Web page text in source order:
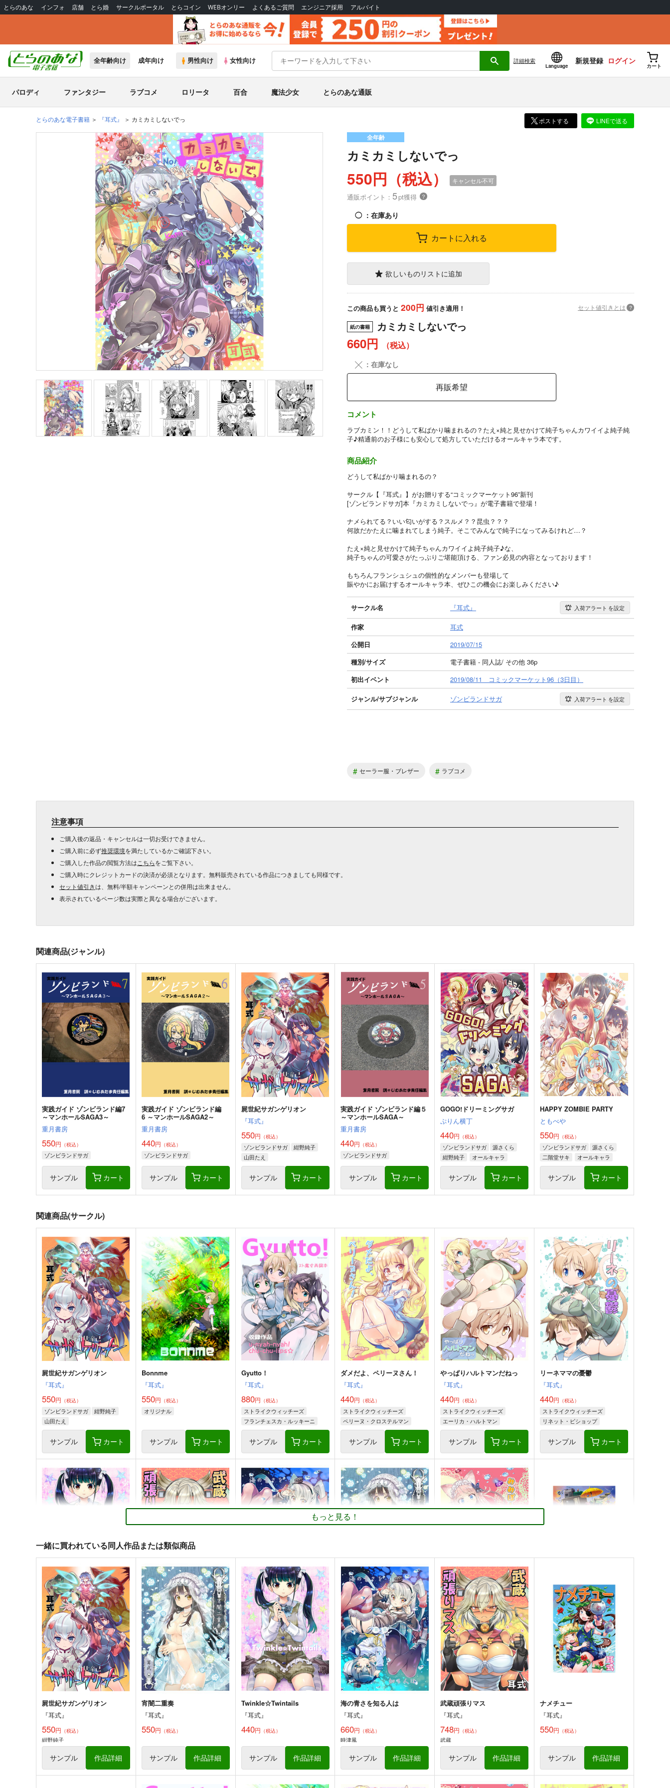
とらのあな インフォ 店舗 とら婚 サークルポータル とらコイン WEBオンリー よくあるご質問 エンジニア採用 アルバイト
全年齢向け 成年向け 男性向け 女性向け 詳細検索
Language
新規登録 ログイン
カート
パロディ ファンタジー ラブコメ ロリータ 百合 魔法少女 とらのあな通販
とらのあな電子書籍 『耳式』 カミカミしないでっ ポストする LINEで送る
全年齢
カミカミしないでっ
550円（税込） キャンセル不可
通販ポイント： 5pt獲得 ？
◯ ：在庫あり
カートに入れる
欲しいものリストに追加
この商品も買うと 200円 値引き適用！ セット値引きとは ?
紙の書籍 カミカミしないでっ
660円 （税込）
╳ ：在庫なし
再販希望
コメント
ラブカミン！！どうして私ばかり噛まれるの？たえ×純と見せかけて純子ちゃんカワイイよ純子純
子♪精通前のお子様にも安心して処方していただけるオールキャラ本です。
商品紹介
どうして私ばかり噛まれるの？
サークル【『耳式』】がお贈りする“コミックマーケット96”新刊
[ゾンビランドサガ]本『カミカミしないでっ』が電子書籍で登場！
ナメられてる？いい匂いがする？スルメ？？昆虫？？？
何故だかたえに噛まれてしまう純子。そこでみんなで純子になってみるけれど…？
たえ×純と見せかけて純子ちゃんカワイイよ純子純子♪な、
純子ちゃんの可愛さがたっぷりご堪能頂ける、ファン必見の内容となっております！
もちろんフランシュシュの個性的なメンバーも登場して
賑やかにお届けするオールキャラ本、ぜひこの機会にお楽しみください♪
サークル名 『耳式』 入荷アラート を設定
作家
耳式
公開日
2019/07/15
種別/サイズ
電子書籍 - 同人誌/ その他 36p
初出イベント
2019/08/11 コミックマーケット96（3日目）
ジャンル/サブジャンル ゾンビランドサガ 入荷アラート を設定
# セーラー服・ブレザー # ラブコメ
注意事項
ご購入後の返品・キャンセルは一切お受けできません。
ご購入前に必ず推奨環境を満たしているかご確認下さい。
ご購入した作品の閲覧方法は こちらをご覧下さい。
ご購入時にクレジットカードの決済が必須となります。無料販売されている作品につきましても同様です。
セット値引きは、無料/半額キャンペーンとの併用は出来ません。
表示されているページ数は実際と異なる場合がございます。
関連商品(ジャンル)
実践ガイド ゾンビランド編7
～マンホールSAGA3～
重月書房
550円 （税込）
ゾンビランドサガ
サンプル カート
実践ガイド ゾンビランド編
6 ～マンホールSAGA2～
重月書房
440円 （税込）
ゾンビランドサガ
サンプル カート
屍世紀サガンゲリオン
『耳式』
550円 （税込）
ゾンビランドサガ
紺野純子
山田たえ
サンプル カート
実践ガイド ゾンビランド編５
～マンホールSAGA～
重月書房
440円 （税込）
ゾンビランドサガ
サンプル カート
GOGO!ドリーミングサガ
ぷりん横丁
440円 （税込）
ゾンビランドサガ
源さくら
紺野純子
オールキャラ
サンプル カート
HAPPY ZOMBIE PARTY
ともべや
550円 （税込）
ゾンビランドサガ
源さくら
二階堂サキ
オールキャラ
サンプル カート
関連商品(サークル)
屍世紀サガンゲリオン
『耳式』
550円 （税込）
ゾンビランドサガ
紺野純子
山田たえ
サンプル カート
Bonnme
『耳式』
550円 （税込）
オリジナル
サンプル カート
Gyutto！
『耳式』
880円 （税込）
ストライクウィッチーズ
フランチェスカ・ルッキーニ
エイラ・イルマタル・ユーティライネン
サーニャ・V・リトヴャク
サンプル カート
ダメだよ、ペリーヌさん！
『耳式』
440円 （税込）
ストライクウィッチーズ
ペリーヌ・クロステルマン
坂本美緒
サンプル カート
やっぱりハルトマンだねっ
『耳式』
440円 （税込）
ストライクウィッチーズ
エーリカ・ハルトマン
ゲルトルート・バルクホルン
サンプル カート
リーネママの憂鬱
『耳式』
440円 （税込）
ストライクウィッチーズ
リネット・ビショップ
宮藤芳佳
サンプル カート
Twinkle☆Twintails
『耳式』
440円（税込）
オリジナル
サンプル カート
武蔵頑張りマス
『耳式』
748円（税込）
艦隊これくしょん-艦これ-
武蔵
島風
長門
サンプル カート
海の青さを知る人は
『耳式』
660円（税込）
艦隊これくしょん-艦これ-
時津風
天津風
サンプル カート
宵闇二重奏
『耳式』
550円（税込）
オリジナル
サンプル カート
みみぼん
『耳式』
550円（税込）
オリジナル
サンプル カート
がらくたがらん
『耳式』
550円（税込）
オリジナル
サンプル カート
もっと見る！
一緒に買われている同人作品または類似商品
屍世紀サガンゲリオン
『耳式』
550円 （税込）
紺野純子
サンプル 作品詳細
宵闇二重奏
『耳式』
550円 （税込）
サンプル 作品詳細
Twinkle☆Twintails
『耳式』
440円 （税込）
サンプル 作品詳細
海の青さを知る人は
『耳式』
660円 （税込）
時津風
サンプル 作品詳細
武蔵頑張りマス
『耳式』
748円 （税込）
武蔵
サンプル 作品詳細
ナメチュー
『耳式』
550円 （税込）
サンプル 作品詳細